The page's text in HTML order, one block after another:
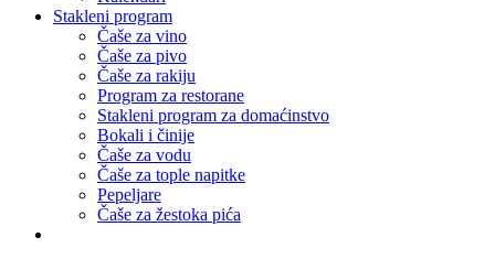
Stakleni program
Čaše za vino
Čaše za pivo
Čaše za rakiju
Program za restorane
Stakleni program za domaćinstvo
Bokali i činije
Čaše za vodu
Čaše za tople napitke
Pepeljare
Čaše za žestoka pića